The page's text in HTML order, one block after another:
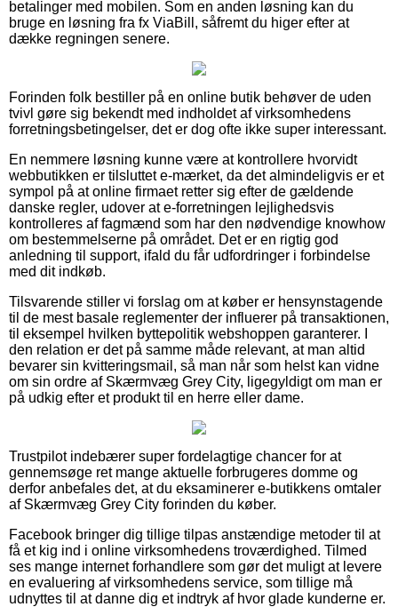
betalinger med mobilen. Som en anden løsning kan du
bruge en løsning fra fx ViaBill, såfremt du higer efter at
dække regningen senere.
Forinden folk bestiller på en online butik behøver de uden
tvivl gøre sig bekendt med indholdet af virksomhedens
forretningsbetingelser, det er dog ofte ikke super interessant.
En nemmere løsning kunne være at kontrollere hvorvidt
webbutikken er tilsluttet e-mærket, da det almindeligvis er et
sympol på at online firmaet retter sig efter de gældende
danske regler, udover at e-forretningen lejlighedsvis
kontrolleres af fagmænd som har den nødvendige knowhow
om bestemmelserne på området. Det er en rigtig god
anledning til support, ifald du får udfordringer i forbindelse
med dit indkøb.
Tilsvarende stiller vi forslag om at køber er hensynstagende
til de mest basale reglementer der influerer på transaktionen,
til eksempel hvilken byttepolitik webshoppen garanterer. I
den relation er det på samme måde relevant, at man altid
bevarer sin kvitteringsmail, så man når som helst kan vidne
om sin ordre af Skærmvæg Grey City, ligegyldigt om man er
på udkig efter et produkt til en herre eller dame.
Trustpilot indebærer super fordelagtige chancer for at
gennemsøge ret mange aktuelle forbrugeres domme og
derfor anbefales det, at du eksaminerer e-butikkens omtaler
af Skærmvæg Grey City forinden du køber.
Facebook bringer dig tillige tilpas anstændige metoder til at
få et kig ind i online virksomhedens troværdighed. Tilmed
ses mange internet forhandlere som gør det muligt at levere
en evaluering af virksomhedens service, som tillige må
udnyttes til at danne dig et indtryk af hvor glade kunderne er.